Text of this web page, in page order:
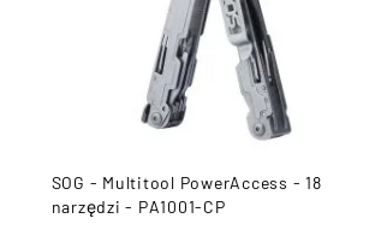
SOG - Multitool PowerAccess - 18
narzędzi - PA1001-CP